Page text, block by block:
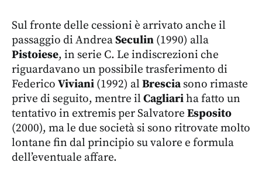
Sul fronte delle cessioni è arrivato anche il
passaggio di AndreaSeculin (1990) alla
Pistoiese, in serie C. Le indiscrezioni che
riguardavano un possibile trasferimento di
Federico Viviani (1992) alBrescia sono rimaste
prive di seguito, mentre ilCagliariha fatto un
tentativo in extremis per Salvatore Esposito
(2000), ma le due società si sono ritrovate molto
lontane fin dal principio su valore e formula
dell’eventuale affare.